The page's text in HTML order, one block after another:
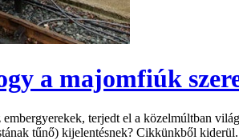
a majomfiúk
terjedt el a közelmúltban
tűnő) kijelentésnek? Cikkünkből kiderül.